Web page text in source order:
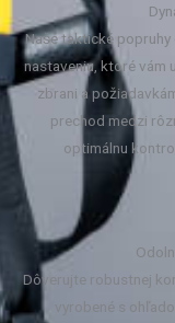
Naše taktické
nastaveniu, ktoré vám
zbrani a
prechod medzi
optimálnu
Dôverujte robustnej
vyrobené s